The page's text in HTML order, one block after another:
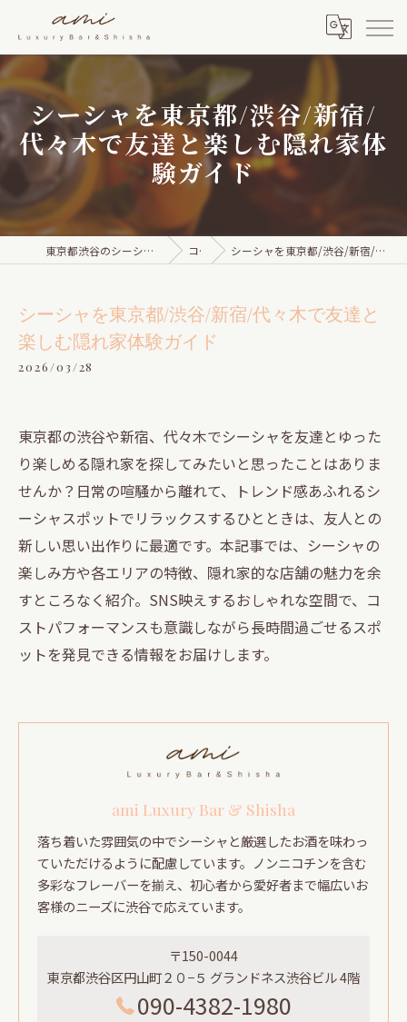
シーシャを東京都/渋谷/新宿/
代々木で友達と楽しむ隠れ家体
験ガイド
東京都渋谷のシーシャならami Luxury Bar & Shisha コラム シーシャを東京都/渋谷/新宿/代々木で友達と楽しむ隠れ家体験ガイド
シーシャを東京都/渋谷/新宿/代々木で友達と
楽しむ隠れ家体験ガイド
2026/03/28
東京都の渋谷や新宿、代々木でシーシャを友達とゆった
り楽しめる隠れ家を探してみたいと思ったことはありま
せんか？日常の喧騒から離れて、トレンド感あふれるシ
ーシャスポットでリラックスするひとときは、友人との
新しい思い出作りに最適です。本記事では、シーシャの
楽しみ方や各エリアの特徴、隠れ家的な店舗の魅力を余
すところなく紹介。SNS映えするおしゃれな空間で、コ
ストパフォーマンスも意識しながら長時間過ごせるスポ
ットを発見できる情報をお届けします。
ami Luxury Bar & Shisha
落ち着いた雰囲気の中でシーシャと厳選したお酒を味わっ
ていただけるように配慮しています。ノンニコチンを含む
多彩なフレーバーを揃え、初心者から愛好者まで幅広いお
客様のニーズに渋谷で応えています。
〒150-0044
東京都渋谷区円山町２０−５ グランドネス渋谷ビル 4階
090-4382-1980